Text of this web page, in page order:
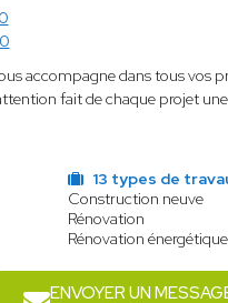
accompagne dans tous vos
fait de chaque projet
13 types de
Construction neuve
Rénovation
Rénovation énergétique
ENVOYER UN